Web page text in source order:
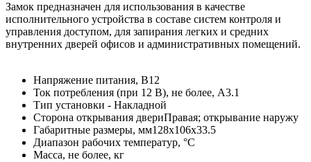
Замок предназначен для использования в качестве
исполнительного устройства в составе систем контроля и
управления доступом, для запирания легких и средних
внутренних дверей офисов и административных помещений.
Напряжение питания, B12
Ток потребления (при 12 В), не более, А3.1
Тип установки - Накладной
Сторона открывания двериПравая; открывание наружу
Габаритные размеры, мм128х106х33.5
Диапазон рабочих температур, °С
Масса, не более, кг